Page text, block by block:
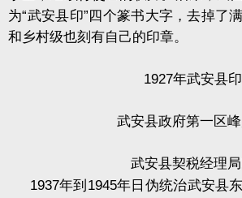
为“武安县印”四个篆书大字，去掉了
和乡村级也刻有自己的印章。
1927年武安县印
武安县政府第一区
武安县契税经理
1937年到 1945年日伪统治武安县